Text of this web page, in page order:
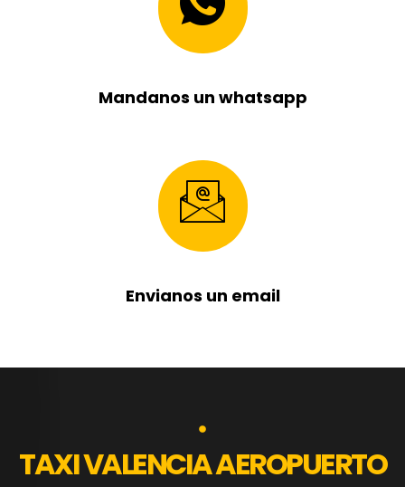
Mandanos un whatsapp
Envianos un email
TAXI VALENCIA AEROPUERTO